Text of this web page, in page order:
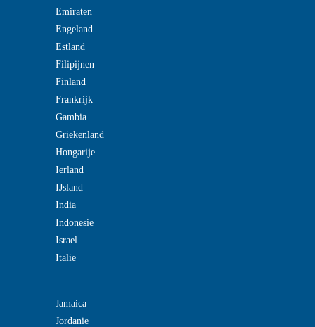
Emiraten
Engeland
Estland
Filipijnen
Finland
Frankrijk
Gambia
Griekenland
Hongarije
Ierland
IJsland
India
Indonesie
Israel
Italie
Jamaica
Jordanie